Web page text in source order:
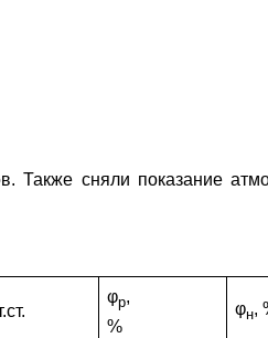
Также сняли показание
φр,
%
φн,